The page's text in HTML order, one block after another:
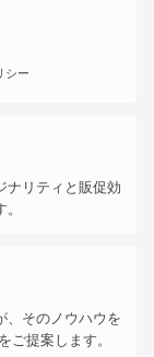
シー
ナリティと販促効
、そのノウハウを
ご提案します。